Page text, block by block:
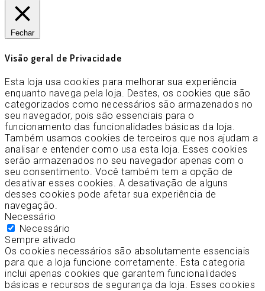
Fechar
Visão geral de Privacidade
Esta loja usa cookies para melhorar sua experiência
enquanto navega pela loja. Destes, os cookies que são
categorizados como necessários são armazenados no
seu navegador, pois são essenciais para o
funcionamento das funcionalidades básicas da loja.
Também usamos cookies de terceiros que nos ajudam a
analisar e entender como usa esta loja. Esses cookies
serão armazenados no seu navegador apenas com o
seu consentimento. Você também tem a opção de
desativar esses cookies. A desativação de alguns
desses cookies pode afetar sua experiência de
navegação.
Necessário
Necessário
Sempre ativado
Os cookies necessários são absolutamente essenciais
para que a loja funcione corretamente. Esta categoria
inclui apenas cookies que garantem funcionalidades
básicas e recursos de segurança da loja. Esses cookies